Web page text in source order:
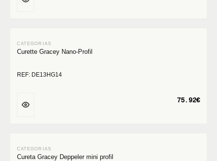
Curette Gracey Nano-Profil
REF: DE13HG14
75.92€
Cureta Gracey Deppeler mini profil